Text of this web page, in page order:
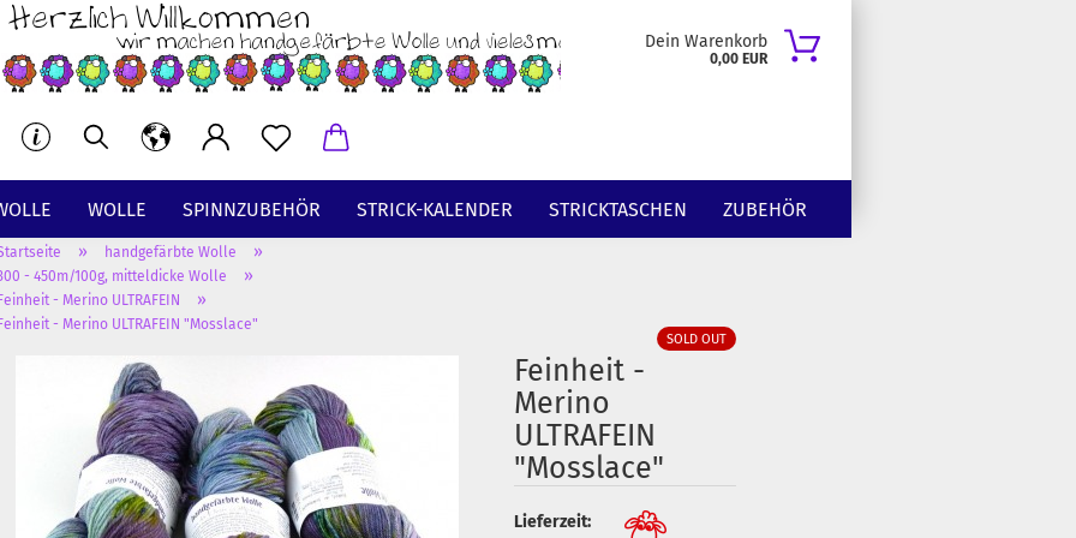
Dein Warenkorb
0,00 EUR
WOLLE SPINNZUBEHÖR STRICK-KALENDER STRICKTASCHEN ZUBEHÖR
» handgefärbte Wolle »
- 450m/100g, mitteldicke Wolle »
- Merino ULTRAFEIN »
- Merino ULTRAFEIN "Mosslace"
SOLD OUT
Feinheit -
Merino
ULTRAFEIN
"Mosslace"
Lieferzeit: